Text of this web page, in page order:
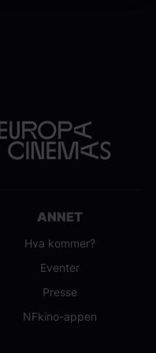
ANNET
Hva kommer?
Eventer
Presse
NFkino-appen